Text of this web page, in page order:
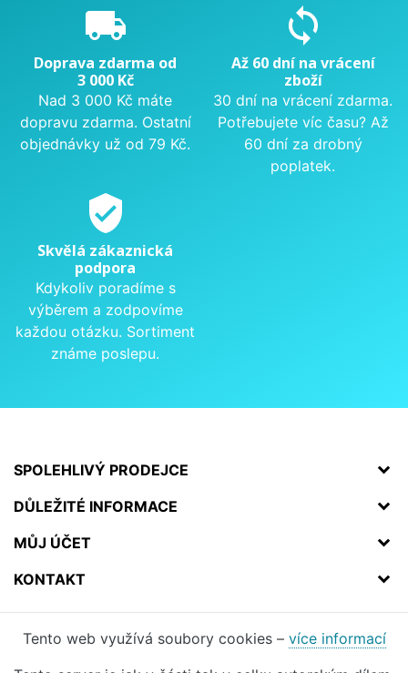
local_shipping
Doprava zdarma od
3 000 Kč
Nad 3 000 Kč máte
dopravu zdarma. Ostatní
objednávky už od 79 Kč.
sync
Až 60 dní na vrácení
zboží
30 dní na vrácení zdarma.
Potřebujete víc času? Až
60 dní za drobný
poplatek.
verified_user
Skvělá zákaznická
podpora
Kdykoliv poradíme s
výběrem a zodpovíme
každou otázku. Sortiment
známe poslepu.
SPOLEHLIVÝ PRODEJCE
DŮLEŽITÉ INFORMACE
MŮJ ÚČET
KONTAKT
Tento web využívá soubory cookies – více informací